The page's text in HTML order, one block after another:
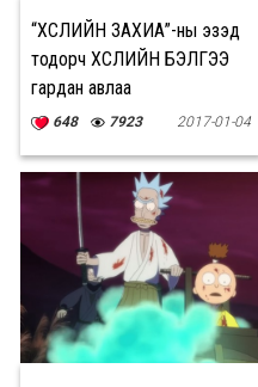
“ХҮСЛИЙН ЗАХИА”-ны эзэд
тодорч ХҮСЛИЙН БЭЛГЭЭ
гардан авлаа
648 7923 2017-01-04